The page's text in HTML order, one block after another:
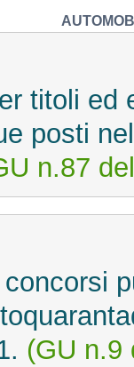
titoli ed
posti
n.87
(GU n.9